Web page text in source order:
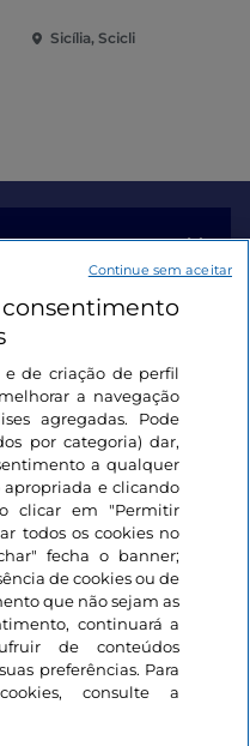
Sicília, Scicli
e de criação de perfil
a navegação
agregadas. Pode
por categoria) dar,
a qualquer
apropriada e clicando
clicar em "Permitir
todos os cookies no
fecha o banner;
de cookies ou de
que não sejam as
continuará a
de conteúdos
preferências. Para
consulte a
Continue sem aceitar